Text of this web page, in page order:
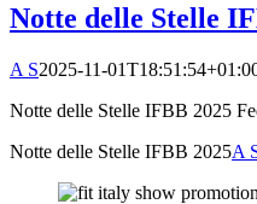
Notte delle Stelle
A S2025-11-
Notte delle Stelle IFBB 2025
Notte delle Stelle IFBB 2025A